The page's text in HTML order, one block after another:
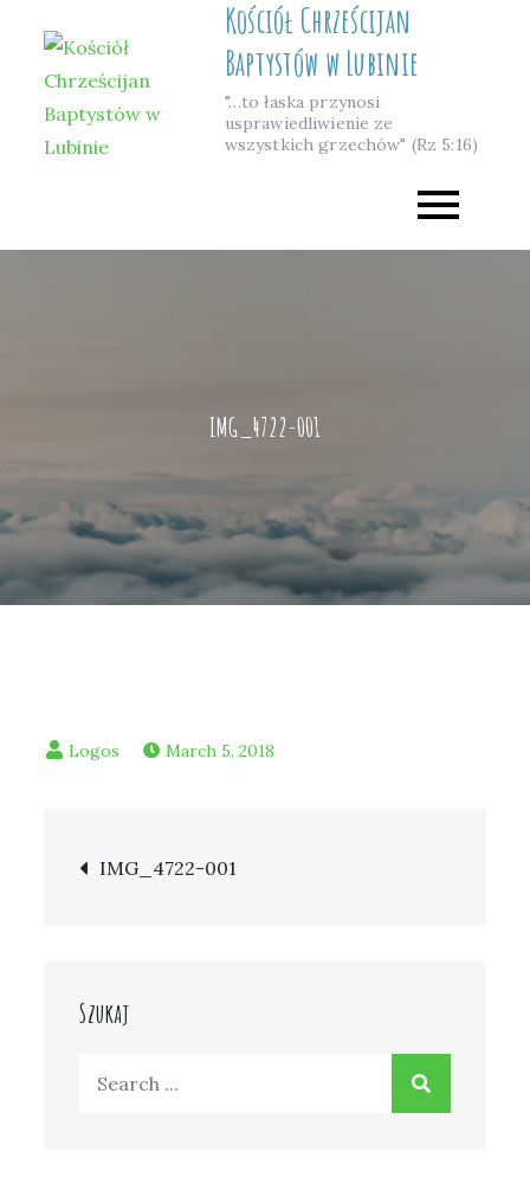
content
Kościół Chrześcijan
Baptystów w Lubinie
"…to łaska przynosi
usprawiedliwienie ze
wszystkich grzechów" (Rz 5:16)
IMG_4722-001
March 5, 2018
Post
IMG_4722-001
Szukaj